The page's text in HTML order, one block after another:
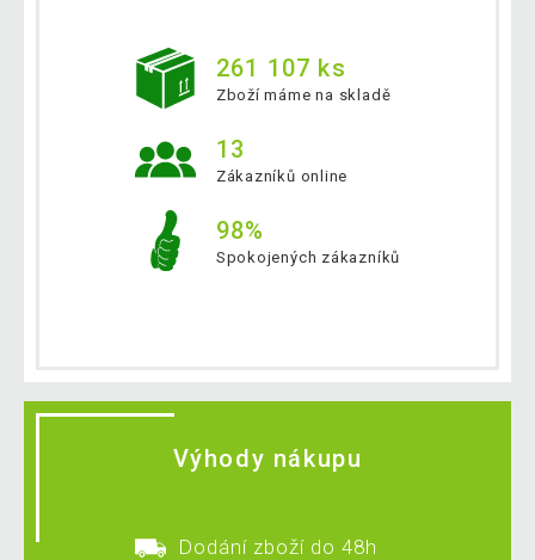
261 107 ks
Zboží máme na skladě
13
Zákazníků online
98%
Spokojených zákazníků
Výhody nákupu
Dodání zboží do 48h